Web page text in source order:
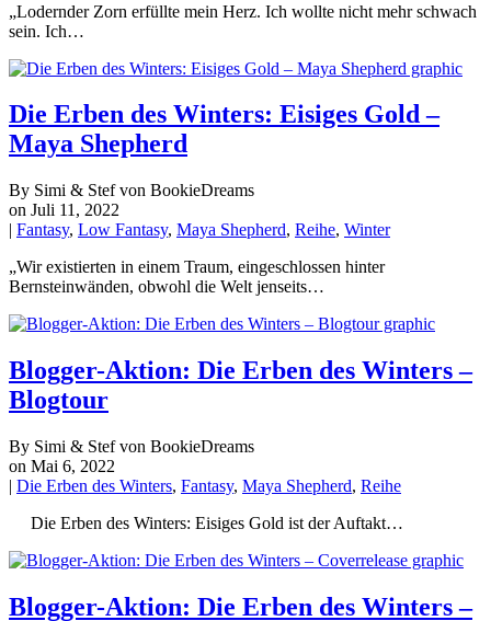
„Lodernder Zorn erfüllte mein Herz. Ich wollte nicht mehr schwach
sein. Ich…
Die Erben des Winters: Eisiges Gold –
Maya Shepherd
By Simi & Stef von BookieDreams
on Juli 11, 2022
| Fantasy, Low Fantasy, Maya Shepherd, Reihe, Winter
„Wir existierten in einem Traum, eingeschlossen hinter
Bernsteinwänden, obwohl die Welt jenseits…
Blogger-Aktion: Die Erben des Winters –
Blogtour
By Simi & Stef von BookieDreams
on Mai 6, 2022
| Die Erben des Winters, Fantasy, Maya Shepherd, Reihe
​ Die Erben des Winters: Eisiges Gold ist der Auftakt…
Blogger-Aktion: Die Erben des Winters –